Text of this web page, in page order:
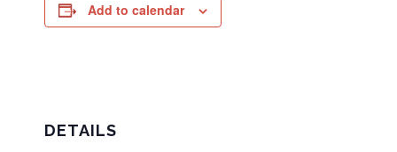
Add to calendar
DETAILS